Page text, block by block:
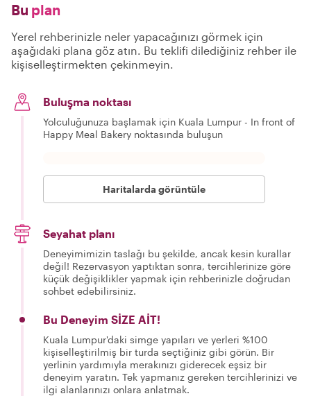
Bu plan
Yerel rehberinizle neler yapacağınızı görmek için
aşağıdaki plana göz atın. Bu teklifi dilediğiniz rehber ile
kişiselleştirmekten çekinmeyin.
Buluşma noktası
Yolculuğunuza başlamak için Kuala Lumpur - In front of
Happy Meal Bakery noktasında buluşun
Haritalarda görüntüle
Seyahat planı
Deneyimimizin taslağı bu şekilde, ancak kesin kurallar
değil! Rezervasyon yaptıktan sonra, tercihlerinize göre
küçük değişiklikler yapmak için rehberinizle doğrudan
sohbet edebilirsiniz.
Bu Deneyim SİZE AİT!
Kuala Lumpur'daki simge yapıları ve yerleri %100
kişiselleştirilmiş bir turda seçtiğiniz gibi görün. Bir
yerlinin yardımıyla merakınızı giderecek eşsiz bir
deneyim yaratın. Tek yapmanız gereken tercihlerinizi ve
ilgi alanlarınızı onlara anlatmak.